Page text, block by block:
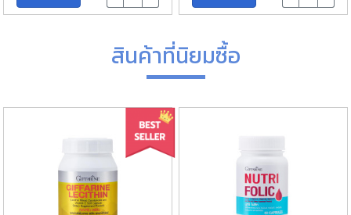
สินค้าที่นิยมซื้อ